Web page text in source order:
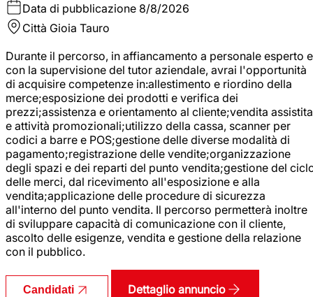
Data di pubblicazione 8/8/2026
Città Gioia Tauro
Durante il percorso, in affiancamento a personale esperto e
con la supervisione del tutor aziendale, avrai l'opportunità
di acquisire competenze in:allestimento e riordino della
merce;esposizione dei prodotti e verifica dei
prezzi;assistenza e orientamento al cliente;vendita assistita
e attività promozionali;utilizzo della cassa, scanner per
codici a barre e POS;gestione delle diverse modalità di
pagamento;registrazione delle vendite;organizzazione
degli spazi e dei reparti del punto vendita;gestione del
delle merci, dal ricevimento all'esposizione e alla
vendita;applicazione delle procedure di sicurezza
all'interno del punto vendita. Il percorso permetterà inoltre
di sviluppare capacità di comunicazione con il cliente,
ascolto delle esigenze, vendita e gestione della relazione
con il pubblico.
Candidati Dettaglio annuncio